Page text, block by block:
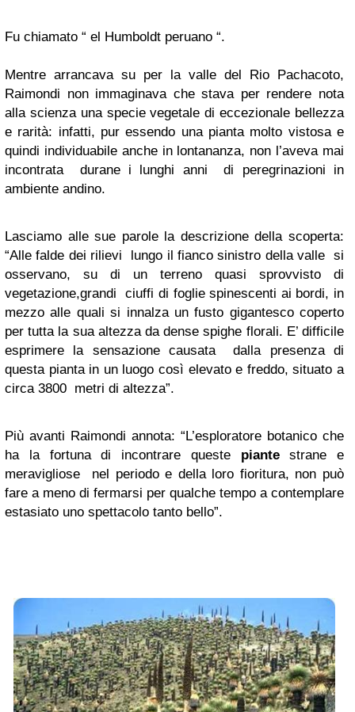
Fu chiamato “ el Humboldt peruano “.
Mentre arrancava su per la valle del Rio Pachacoto,
Raimondi non immaginava che stava per rendere nota
alla scienza una specie vegetale di eccezionale bellezza
e rarità: infatti, pur essendo una pianta molto vistosa e
quindi individuabile anche in lontananza, non l’aveva mai
incontrata durane i lunghi anni di peregrinazioni in
ambiente andino.
Lasciamo alle sue parole la descrizione della scoperta:
“Alle falde dei rilievi lungo il fianco sinistro della valle si
osservano, su di un terreno quasi sprovvisto di
vegetazione,grandi ciuffi di foglie spinescenti ai bordi, in
mezzo alle quali si innalza un fusto gigantesco coperto
per tutta la sua altezza da dense spighe florali. E’ difficile
esprimere la sensazione causata dalla presenza di
questa pianta in un luogo così elevato e freddo, situato a
circa 3800 metri di altezza”.
Più avanti Raimondi annota: “L’esploratore botanico che
ha la fortuna di incontrare queste piantestrane e
meravigliose nel periodo e della loro fioritura, non può
fare a meno di fermarsi per qualche tempo a contemplare
estasiato uno spettacolo tanto bello”.